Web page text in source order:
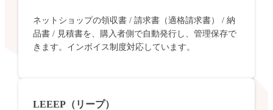
ネットショップの領収書 / 請求書（適格請求書） / 納
品書 / 見積書を、購入者側で自動発行し、管理保存で
きます。インボイス制度対応しています。
LEEEP（リープ）